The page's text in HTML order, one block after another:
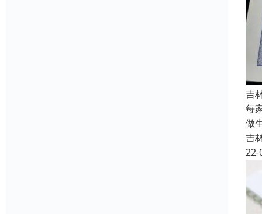
吉
每
做
吉
22-